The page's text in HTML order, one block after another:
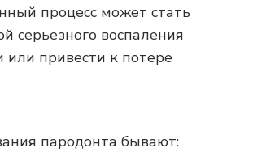
процесс может стать
серьезного воспаления
или привести к потере
пародонта бывают: